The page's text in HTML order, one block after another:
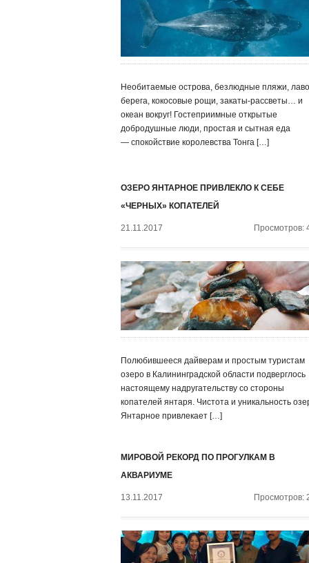
Необитаемые острова, безлюдные пляжи,
берега, кокосовые рощи, закаты-рассветы… и
океан вокруг! Гостеприимные открытые
добродушные люди, простая и сытная еда
— спокойствие королевства Тонга […]
ОЗЕРО ЯНТАРНОЕ ПРИВЛЕКЛО К СЕБЕ
«ЧЕРНЫХ» КОПАТЕЛЕЙ
21.11.2017 Просмотров:
Полюбившееся дайверам и простым туристам
озеро в Калининградской области подверглось
настоящему надругательству со стороны
копателей янтаря. Чистота и уникальность
Янтарное привлекает […]
МИРОВОЙ РЕКОРД ПО ПРОГУЛКАМ В
АКВАРИУМЕ
13.11.2017 Просмотров: